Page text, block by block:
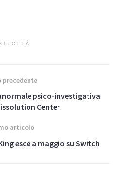
precedente
psico-investigativa
Center
articolo
esce a maggio su Switch